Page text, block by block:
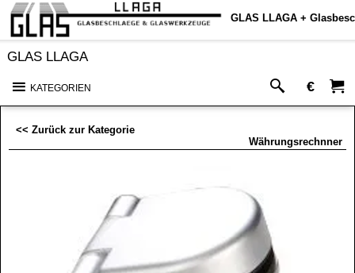
GLAS LLAGA +
GLAS LLAGA
KATEGORIEN €
Währungsrechnner
<< Zurück zur Kategorie